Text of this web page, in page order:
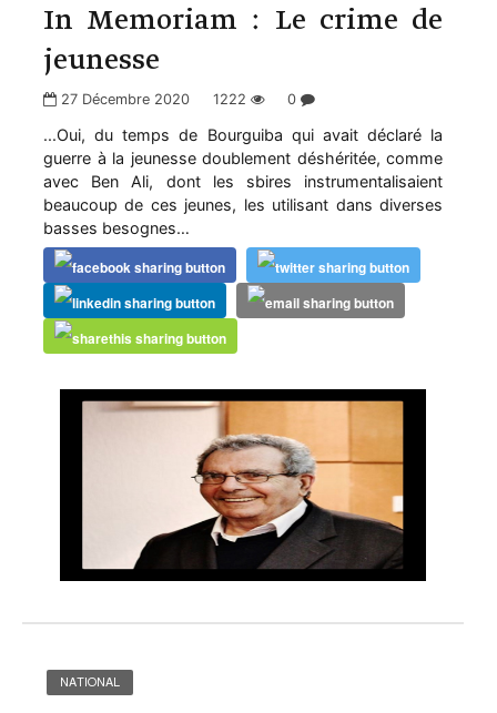
In Memoriam : Le crime de
jeunesse
27 Décembre 2020 1222 0
...Oui, du temps de Bourguiba qui avait déclaré la
guerre à la jeunesse doublement déshéritée, comme
avec Ben Ali, dont les sbires instrumentalisaient
beaucoup de ces jeunes, les utilisant dans diverses
basses besognes…
NATIONAL